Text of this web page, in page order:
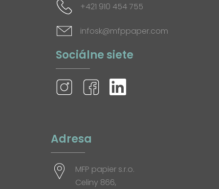
+421 910 454 755
infosk@mfppaper.com
Sociálne siete
Adresa
MFP papier s.r.o.
Celiny 866,